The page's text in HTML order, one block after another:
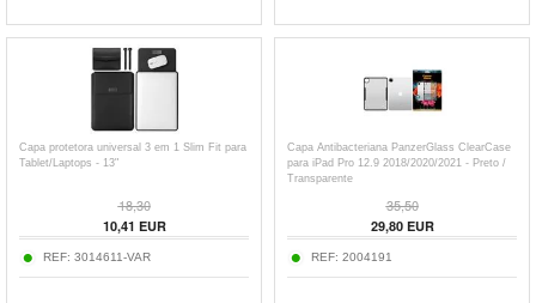
Capa protetora universal 3 em 1 Slim Fit para
Tablet/Laptops - 13"
18,30
10,41 EUR
REF: 3014611-VAR
Capa Antibacteriana PanzerGlass ClearCase
para iPad Pro 12.9 2018/2020/2021 - Preto /
Transparente
35,50
29,80EUR
REF: 2004191